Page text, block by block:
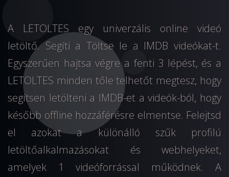
A LETOLTES egy univerzális online videó
letöltő. Segíti a Töltse le a IMDB videókat-t.
Egyszerűen hajtsa végre a fenti 3 lépést, és a
LETOLTES minden tőle telhetőt megtesz, hogy
segítsen letölteni a IMDB-et a videók-ból, hogy
később offline hozzáférésre elmentse. Felejtsd
el azokat a különálló szűk profilú
letöltőalkalmazásokat és webhelyeket,
amelyek 1 videóforrással működnek. A